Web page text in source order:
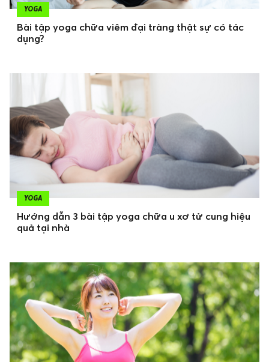
YOGA
Bài tập yoga chữa viêm đại tràng thật sự có tác
dụng?
YOGA
Hướng dẫn 3 bài tập yoga chữa u xơ tử cung hiệu
quả tại nhà